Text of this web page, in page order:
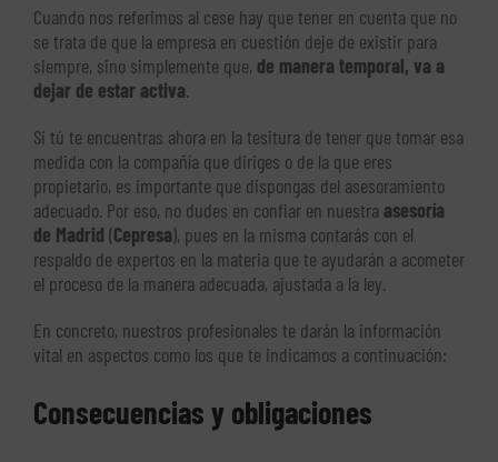
Cuando nos referimos al cese hay que tener en cuenta que no
se trata de que la empresa en cuestión deje de existir para
siempre, sino simplemente que, de manera temporal, va a
dejar de estar activa.
Si tú te encuentras ahora en la tesitura de tener que tomar esa
medida con la compañía que diriges o de la que eres
propietario, es importante que dispongas del asesoramiento
adecuado. Por eso, no dudes en confiar en nuestra asesoría
de Madrid (Cepresa), pues en la misma contarás con el
respaldo de expertos en la materia que te ayudarán a acometer
el proceso de la manera adecuada, ajustada a la ley.
En concreto, nuestros profesionales te darán la información
vital en aspectos como los que te indicamos a continuación:
Consecuencias y obligaciones